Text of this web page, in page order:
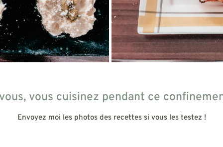
vous cuisinez pendant ce
Envoyez moi les photos des recettes si vous les testez !